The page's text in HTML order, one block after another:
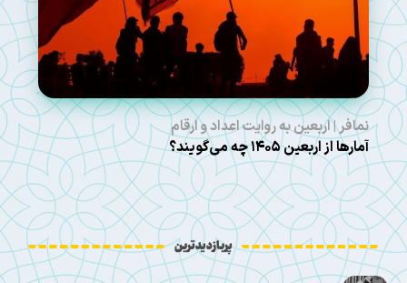
نمافر | اربعین به روایت اعداد و ارقام
آمارها از اربعین ۱۴۰۵ چه می‌گویند؟
پربازدیدترین